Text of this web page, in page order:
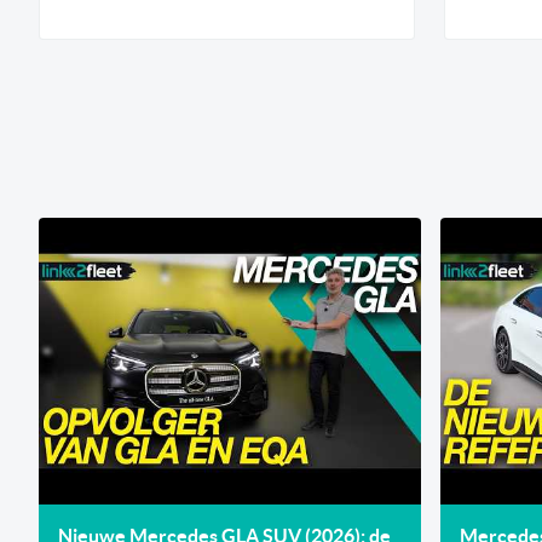
Nieuwe Mercedes GLA SUV (2026): de